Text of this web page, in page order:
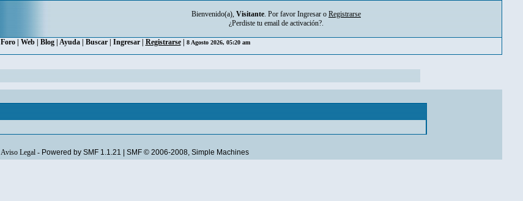
Bienvenido(a), Visitante. Por favor Ingresar o Registrarse
¿Perdiste tu email de activación?.
Foro| Web| Blog| Ayuda| Buscar| Ingresar| Registrarse| 8 Agosto 2026, 05:20 am
Aviso Legal- Powered by SMF 1.1.21 SMF © 2006-2008, Simple Machines